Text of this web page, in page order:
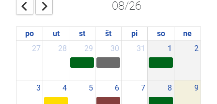
08/26
po ut st št pi so
ne
27
28 29 30 31 1 2
3 4 5 6 7 8 9